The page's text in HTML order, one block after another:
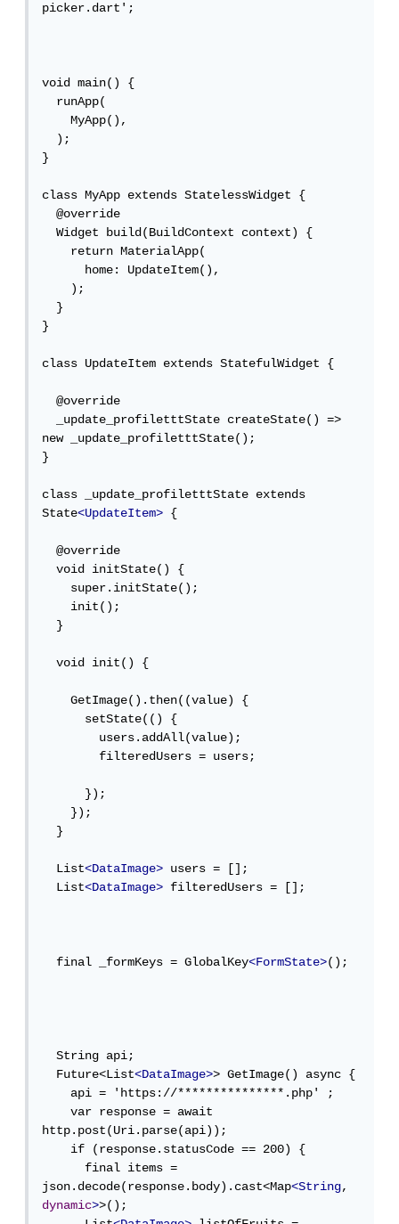
picker.dart';
void main() {
  runApp(
    MyApp(),
  );
}
class MyApp extends StatelessWidget {
  @override
  Widget build(BuildContext context) {
    return MaterialApp(
      home: UpdateItem(),
    );
  }
}
class UpdateItem extends StatefulWidget {
  @override
new _update_profiletttState();
}
class _update_profiletttState extends
State<UpdateItem> {
  @override
  void initState() {
    super.initState();
    init();
  }
  void init() {
    GetImage().then((value) {
      setState(() {
        users.addAll(value);
        filteredUsers = users;
      });
    });
  }
  List
<DataImage> users = [];
  List
<DataImage> filteredUsers = [];
  final _formKeys = GlobalKey
<FormState>();
  String api;
  Future<List
<DataImage>> GetImage() async {
    api = 'https://***************.php' ;
    var response = await
http.post(Uri.parse(api));
    if (response.statusCode == 200) {
      final items =
json.decode(response.body).cast<Map<String
dynamic>>();